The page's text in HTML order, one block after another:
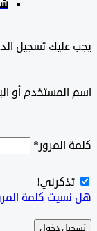
شارك
تسجيل الدخول
أو البريد
*
كلمة المرور؟
دخول